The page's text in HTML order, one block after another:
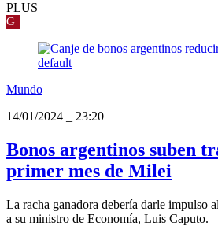
PLUS
G
Mundo
14/01/2024
23:20
Bonos argentinos suben
primer mes de Milei
La racha ganadora debería darle impulso
a su ministro de Economía, Luis Caputo.